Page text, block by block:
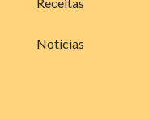
Notícias